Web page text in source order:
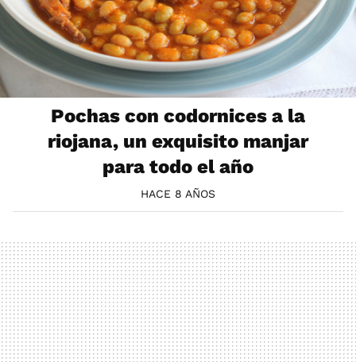
Pochas con codornices a la
riojana, un exquisito manjar
para todo el año
HACE 8 AÑOS